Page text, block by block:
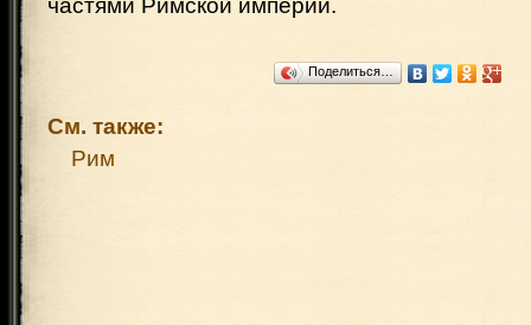
частями Римской империи.
Поделиться…
См. также:
Рим